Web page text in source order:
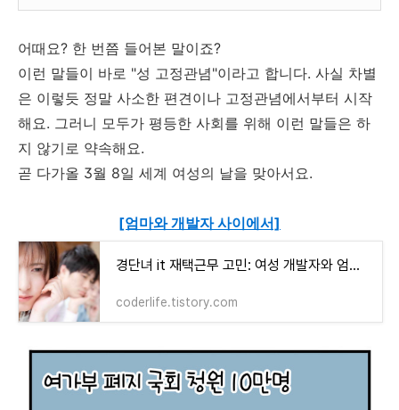
어때요? 한 번쯤 들어본 말이죠?
이런 말들이 바로 "성 고정관념"이라고 합니다. 사실 차별
은 이렇듯 정말 사소한 편견이나 고정관념에서부터 시작
해요. 그러니 모두가 평등한 사회를 위해 이런 말들은 하
지 않기로 약속해요.
곧 다가올 3월 8일 세계 여성의 날을 맞아서요.
[엄마와 개발자 사이에서]
경단녀 it 재택근무 고민: 여성 개발자와 엄마 사이
coderlife.tistory.com